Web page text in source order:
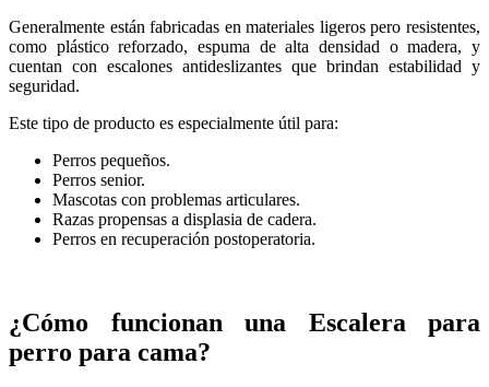
Generalmente están fabricadas en materiales ligeros pero resistentes,
como plástico reforzado, espuma de alta densidad o madera, y
cuentan con escalones antideslizantes que brindan estabilidad y
seguridad.
Este tipo de producto es especialmente útil para:
Perros pequeños.
Perros senior.
Mascotas con problemas articulares.
Razas propensas a displasia de cadera.
Perros en recuperación postoperatoria.
¿Cómo funcionan una Escalera para
perro para cama?